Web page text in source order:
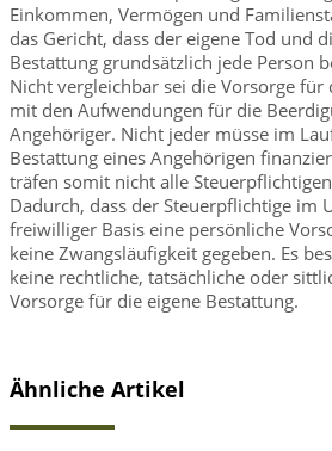
Einkommen, Vermögen und
das Gericht, dass der eigene Tod und
Bestattung grundsätzlich jede Person
Nicht vergleichbar sei die Vorsorge für
mit den Aufwendungen für die
Angehöriger. Nicht jeder müsse im
Bestattung eines Angehörigen
träfen somit nicht alle
Dadurch, dass der Steuerpflichtige im
freiwilliger Basis eine persönliche
keine Zwangsläufigkeit gegeben. Es
keine rechtliche, tatsächliche oder
Vorsorge für die eigene Bestattung.
Ähnliche Artikel